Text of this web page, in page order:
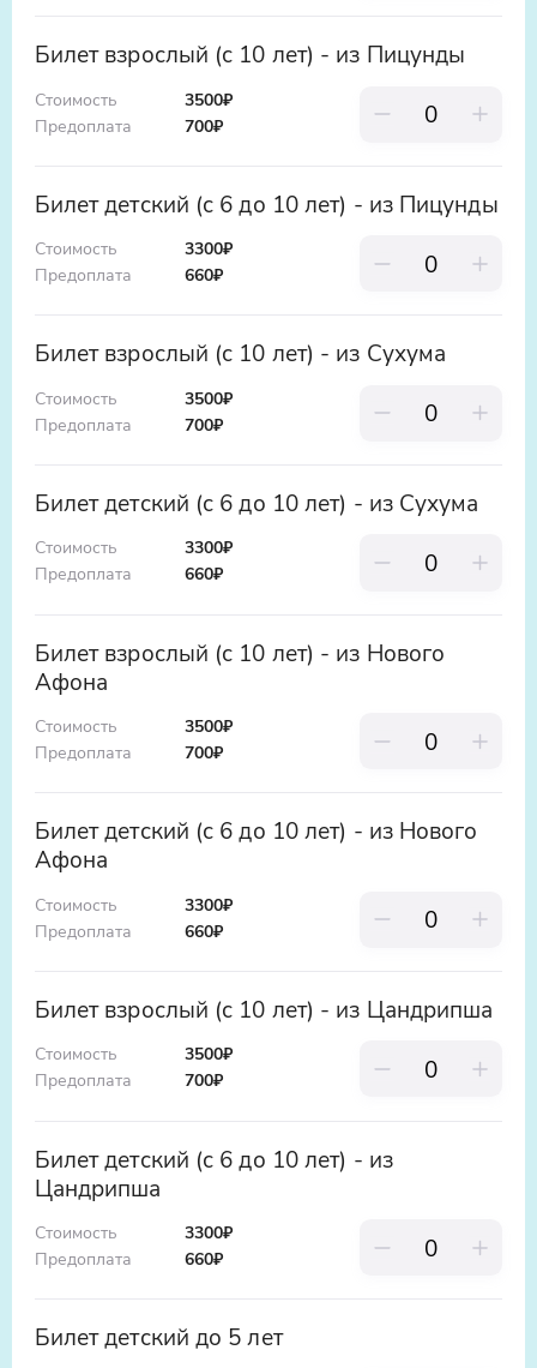
полезными свойствами. Здесь вы
ощутите свежесть и чистоту горной
воды, которая, как говорят, заряжает
Долина Черных тюльпанов
Вы посетите удивительную Долину
Черных тюльпанов, где сможете
сезон цветения здесь царит
неповторимая атмосфера и открываются
невероятно красивые виды.
Билет взрослый (с 10 лет) - из Пицунды
Стоимость
Предоплата
3500₽
700₽
Билет детский (с 6 до 10 лет) - из Пицунды
Стоимость
Предоплата
3300₽
660₽
Билет взрослый (с 10 лет) - из Сухума
Стоимость
Предоплата
3500₽
700₽
Билет детский (с 6 до 10 лет) - из Сухума
Стоимость
Предоплата
3300₽
660₽
Билет взрослый (с 10 лет) - из Нового
Афона
Стоимость
Предоплата
3500₽
700₽
Билет детский (с 6 до 10 лет) - из Нового
Афона
Стоимость
Предоплата
3300₽
660₽
Билет взрослый (с 10 лет) - из Цандрипша
Стоимость
Предоплата
3500₽
700₽
Билет детский (с 6 до 10 лет) - из
Цандрипша
Стоимость
Предоплата
3300₽
660₽
Билет детский до 5 лет